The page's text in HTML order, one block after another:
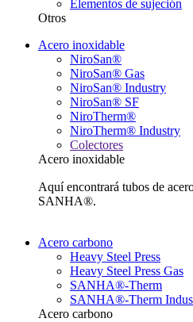
Elementos de sujeción
Otros
Acero inoxidable
NiroSan®
NiroSan® Gas
NiroSan® Industry
NiroSan® SF
NiroTherm®
NiroTherm® Industry
Colectores
Acero inoxidable
Aquí encontrará tubos de
SANHA®.
Acero carbono
Heavy Steel Press
Heavy Steel Press Gas
SANHA®-Therm
SANHA®-Therm
Acero carbono